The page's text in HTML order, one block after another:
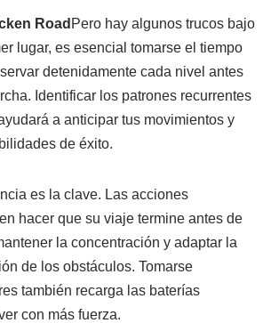
Road Pero hay algunos trucos bajo
lugar, es esencial tomarse el tiempo
detenidamente cada nivel antes
Identificar los patrones recurrentes
a anticipar tus movimientos y
de éxito.
es la clave. Las acciones
hacer que su viaje termine antes de
la concentración y adaptar la
de los obstáculos. Tomarse
también recarga las baterías
con más fuerza.